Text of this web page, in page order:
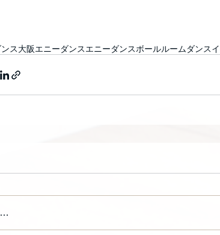
ス大阪エニーダンスエニーダンスボールルームダンス
…